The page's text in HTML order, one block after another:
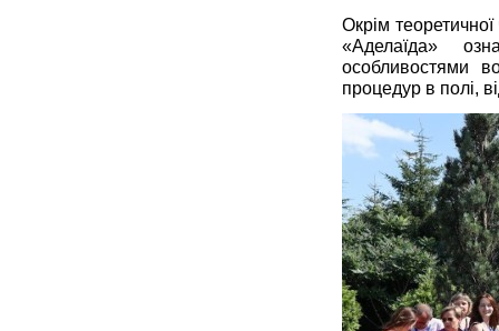
Окрім
«Аделаїда»
особливостями
процедур в полі,